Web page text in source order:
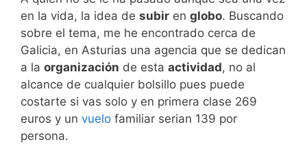
en la vida, la idea de subir en globo. Buscando
sobre el tema, me he encontrado cerca de
Galicia, en Asturias una agencia que se dedican
a la organización de esta actividad, no al
alcance de cualquier bolsillo pues puede
costarte si vas solo y en primera clase 269
euros y un vuelo familiar serian 139 por
persona.